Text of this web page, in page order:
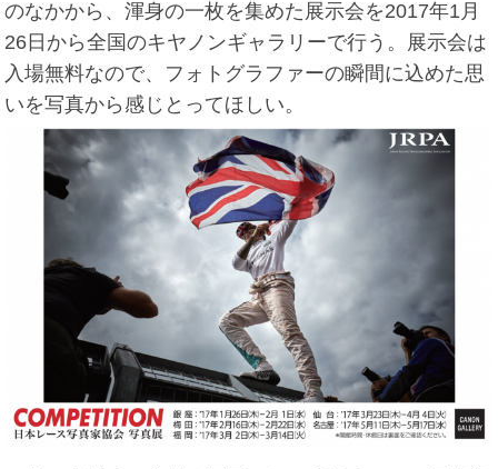
のなかから、渾身の一枚を集めた展示会を2017年1月
26日から全国のキヤノンギャラリーで行う。展示会は
入場無料なので、フォトグラファーの瞬間に込めた思
いを写真から感じとってほしい。